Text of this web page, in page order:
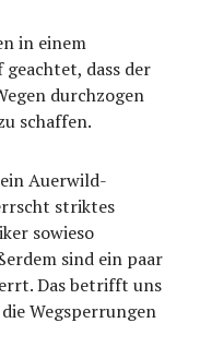
in einem
dass der
durchzogen
schaffen.
Auerwild-
striktes
sowieso
sind ein paar
Das betrifft uns
Wegsperrungen